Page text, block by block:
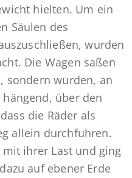
hielten. Um ein
Säulen des
wurden
Die Wagen saßen
sondern wurden, an
über den
die Räder als
allein durchfuhren.
mit ihrer Last und ging
auf ebener Erde